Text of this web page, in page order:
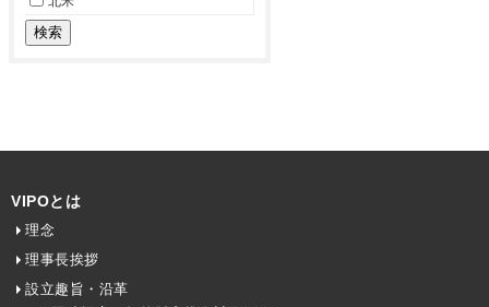
VIPOとは
理念
理事長挨拶
設立趣旨・沿革